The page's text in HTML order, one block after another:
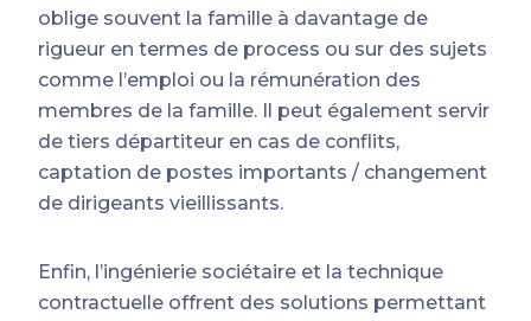
oblige souvent la famille à davantage de
rigueur en termes de process ou sur des sujets
comme l’emploi ou la rémunération des
membres de la famille. Il peut également servir
de tiers départiteur en cas de conflits,
captation de postes importants / changement
de dirigeants vieillissants.
Enfin, l’ingénierie sociétaire et la technique
contractuelle offrent des solutions permettant